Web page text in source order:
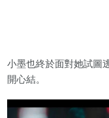
小墨也終於面對她試圖
開心結。